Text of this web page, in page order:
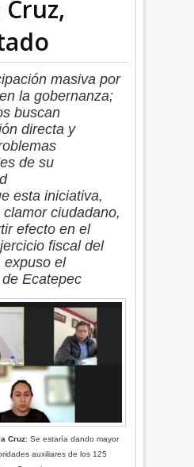
masiva por
la gobernanza;
buscan
directa y
de su
esta iniciativa,
ciudadano,
efecto en el
fiscal del
expuso el
Ecatepec
Cruz: Se estaría dando mayor
auxiliares de los 125